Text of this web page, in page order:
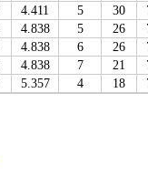
4.411 5 30
4.838 5 26
4.838 6 26
4.838 7 21
5.357 4 18